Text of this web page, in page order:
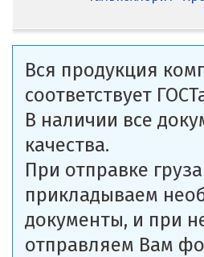
Вся продукция
соответствует
В наличии все
качества.
При отправке
прикладываем
документы, и при
отправляем Вам